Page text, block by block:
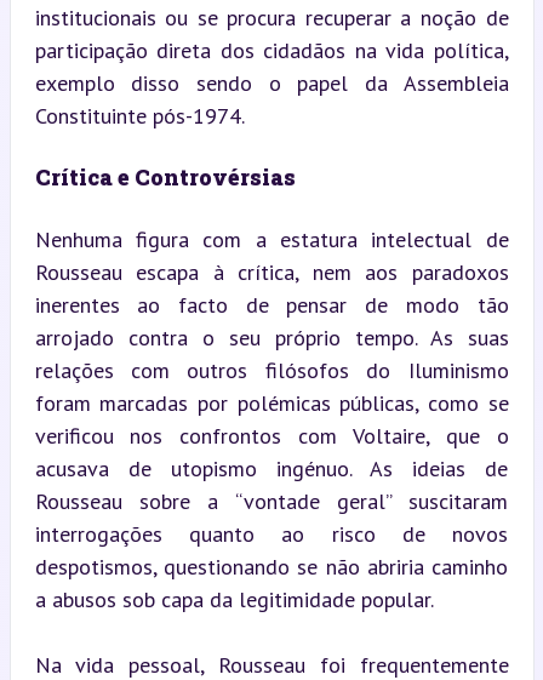
institucionais ou se procura recuperar a noção de
participação direta dos cidadãos na vida política,
exemplo disso sendo o papel da Assembleia
Constituinte pós-1974.
Crítica e Controvérsias
Nenhuma figura com a estatura intelectual de
Rousseau escapa à crítica, nem aos paradoxos
inerentes ao facto de pensar de modo tão
arrojado contra o seu próprio tempo. As suas
relações com outros filósofos do Iluminismo
foram marcadas por polémicas públicas, como se
verificou nos confrontos com Voltaire, que o
acusava de utopismo ingénuo. As ideias de
Rousseau sobre a “vontade geral” suscitaram
interrogações quanto ao risco de novos
despotismos, questionando se não abriria caminho
a abusos sob capa da legitimidade popular.
Na vida pessoal, Rousseau foi frequentemente